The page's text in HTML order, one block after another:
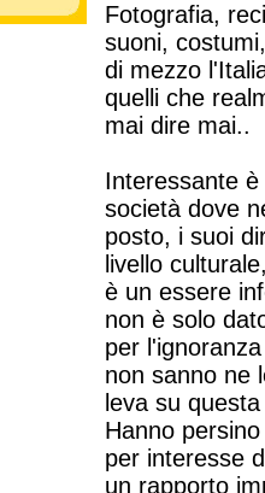
Fotografia,
suoni,
di mezzo
quelli che
mai dire mai..
Interessante
società dove
posto, i suoi
livello
è un essere
non è solo
per
non sanno ne
leva su
Hanno
per interesse
un rapporto